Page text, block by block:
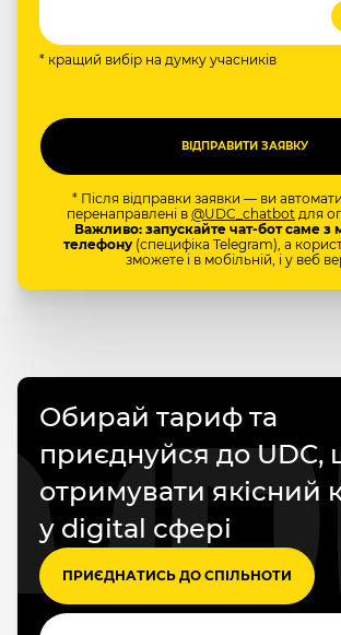
* кращий вибір на думку учасників
* Після відправки заявки — ви
перенаправлені в @UDC_chatbot для
Важливо: запускайте чат-бот саме з
телефону(специфіка Telegram), а
зможете і в мобільній, і у веб
Обирай тариф та
приєднуйся до UDC,
отримувати якісний
у digital сфері
ПРИЄДНАТИСЬ ДО СПІЛЬНОТИ